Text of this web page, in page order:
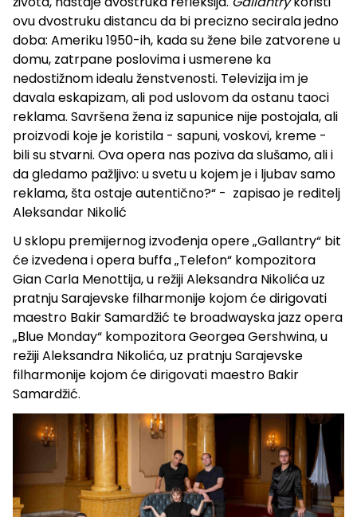
ovu dvostruku distancu da bi precizno secirala jedno
doba: Ameriku 1950-ih, kada su žene bile zatvorene u
domu, zatrpane poslovima i usmerene ka
nedostižnom idealu ženstvenosti. Televizija im je
davala eskapizam, ali pod uslovom da ostanu taoci
reklama. Savršena žena iz sapunice nije postojala, ali
proizvodi koje je koristila - sapuni, voskovi, kreme -
bili su stvarni. Ova opera nas poziva da slušamo, ali i
da gledamo pažljivo: u svetu u kojem je i ljubav samo
reklama, šta ostaje autentično?“ - zapisao je reditelj
Aleksandar Nikolić
U sklopu premijernog izvođenja opere „Gallantry“ bit
će izvedena i opera buffa „Telefon“ kompozitora
Gian Carla Menottija, u režiji Aleksandra Nikolića uz
pratnju Sarajevske filharmonije kojom će dirigovati
maestro Bakir Samardžić te broadwayska jazz opera
„Blue Monday“ kompozitora Georgea Gershwina, u
režiji Aleksandra Nikolića, uz pratnju Sarajevske
filharmonije kojom će dirigovati maestro Bakir
Samardžić.